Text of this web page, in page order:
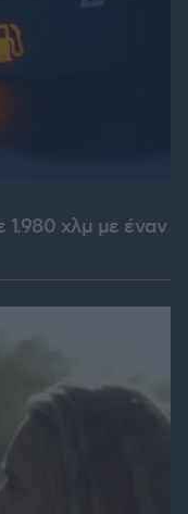
1.980 χλμ με έναν